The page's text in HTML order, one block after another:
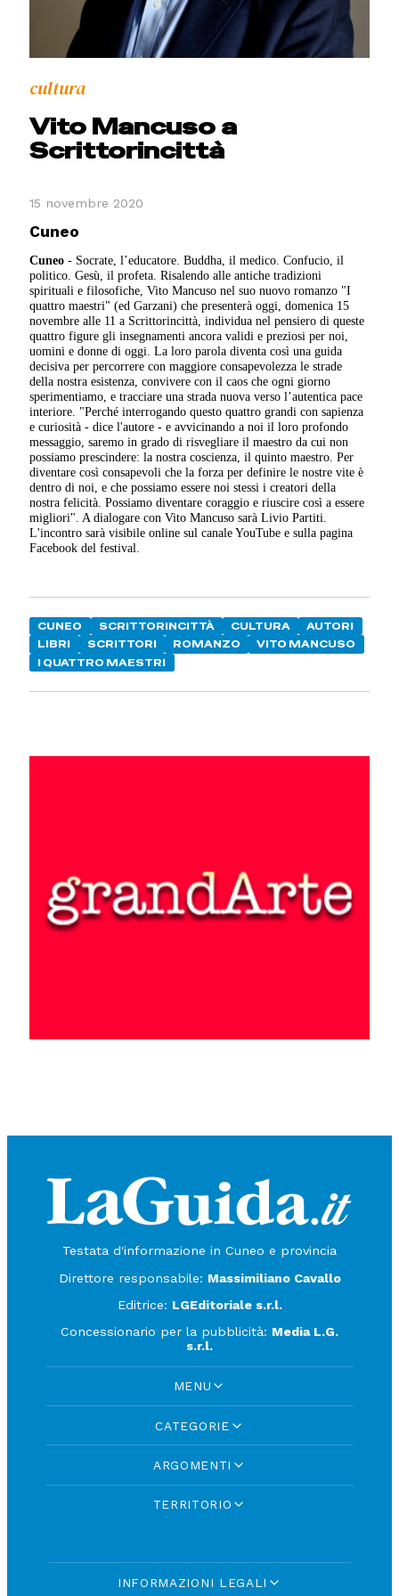
cultura
Vito Mancuso a
Scrittorincittà
15 novembre 2020
Cuneo
Cuneo - Socrate, l’educatore. Buddha, il medico. Confucio, il
politico. Gesù, il profeta. Risalendo alle antiche tradizioni
spirituali e filosofiche, Vito Mancuso nel suo nuovo romanzo "I
quattro maestri" (ed Garzani) che presenterà oggi, domenica 15
novembre alle 11 a Scrittorincittà, individua nel pensiero di queste
quattro figure gli insegnamenti ancora validi e preziosi per noi,
uomini e donne di oggi. La loro parola diventa così una guida
decisiva per percorrere con maggiore consapevolezza le strade
della nostra esistenza, convivere con il caos che ogni giorno
sperimentiamo, e tracciare una strada nuova verso l’autentica pace
interiore. "Perché interrogando questo quattro grandi con sapienza
e curiosità - dice l'autore - e avvicinando a noi il loro profondo
messaggio, saremo in grado di risvegliare il maestro da cui non
possiamo prescindere: la nostra coscienza, il quinto maestro. Per
diventare così consapevoli che la forza per definire le nostre vite è
dentro di noi, e che possiamo essere noi stessi i creatori della
nostra felicità. Possiamo diventare coraggio e riuscire così a essere
migliori". A dialogare con Vito Mancuso sarà Livio Partiti.
L'incontro sarà visibile online sul canale YouTube e sulla pagina
Facebook del festival.
CUNEO SCRITTORINCITTÀ CULTURA
AUTORI
LIBRI
SCRITTORI ROMANZO
VITO MANCUSO
I QUATTRO MAESTRI
Testata d'informazione in Cuneo e provincia
Direttore responsabile: Massimiliano Cavallo
Editrice: LGEditoriale s.r.l.
Concessionario per la pubblicità: Media L.G.
s.r.l.
MENU
CATEGORIE
ARGOMENTI
TERRITORIO
INFORMAZIONI LEGALI